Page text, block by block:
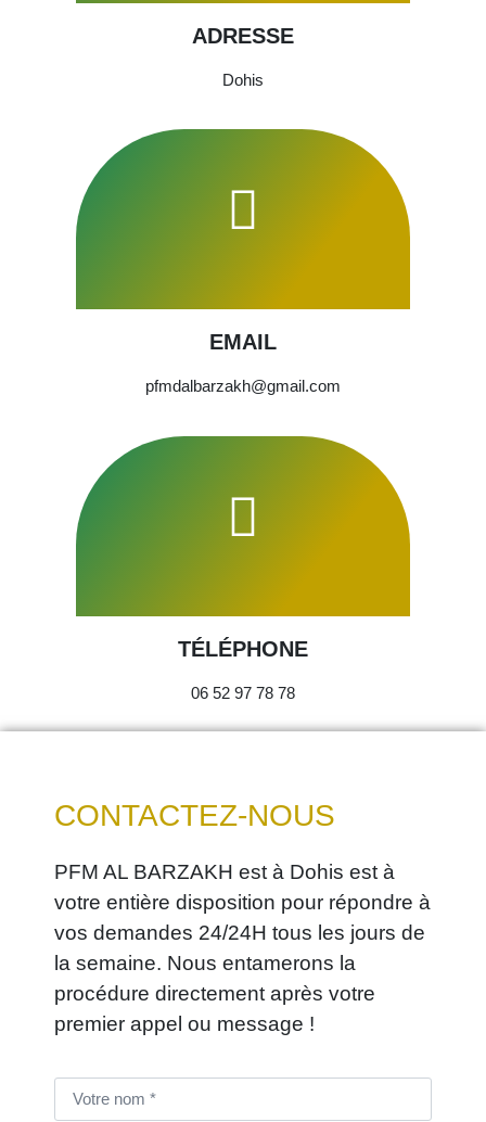
ADRESSE
Dohis
EMAIL
pfmdalbarzakh@gmail.com
TÉLÉPHONE
06 52 97 78 78
CONTACTEZ-NOUS
PFM AL BARZAKH est à Dohis est à
votre entière disposition pour répondre à
vos demandes 24/24H tous les jours de
la semaine. Nous entamerons la
procédure directement après votre
premier appel ou message !